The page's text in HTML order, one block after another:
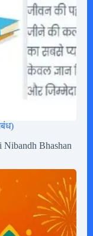
Nibandh Bhashan